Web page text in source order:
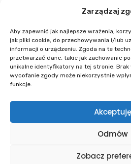
Zarządzaj
Aby zapewnić jak najlepsze wrażenia,
jak pliki cookie, do przechowywania i/lub
informacji o urządzeniu. Zgoda na te
przetwarzać dane, takie jak zachowanie
unikalne identyfikatory na tej stronie. Brak
wycofanie zgody może niekorzystnie
funkcje.
Akceptuję
Odmów
Zobacz
Instytut
ul. Zygmunta
Telefon: +48 22 329 19 00
E-mail: igik@igik.edu.pl
Plan równości płci